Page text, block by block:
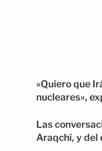
«Quiero que
nucleares»,
Las
Araqchí, y del